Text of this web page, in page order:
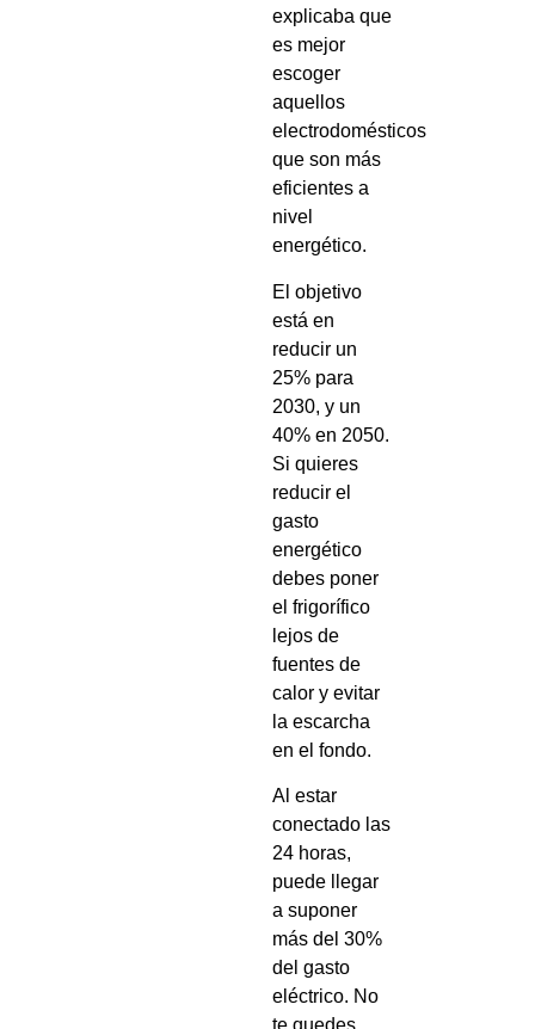
explicaba que
es mejor
escoger
aquellos
electrodomésticos
que son más
eficientes a
nivel
energético.
El objetivo
está en
reducir un
25% para
2030, y un
40% en 2050.
Si quieres
reducir el
gasto
energético
debes poner
el frigorífico
lejos de
fuentes de
calor y evitar
la escarcha
en el fondo.
Al estar
conectado las
24 horas,
puede llegar
a suponer
más del 30%
del gasto
eléctrico. No